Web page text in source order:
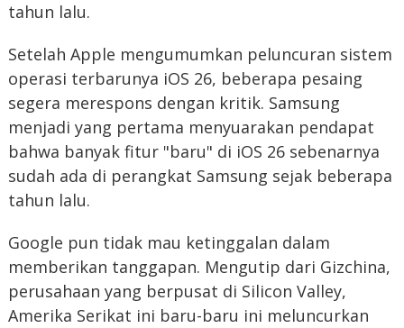
tahun lalu.
Setelah Apple mengumumkan peluncuran sistem
operasi terbarunya iOS 26, beberapa pesaing
segera merespons dengan kritik. Samsung
menjadi yang pertama menyuarakan pendapat
bahwa banyak fitur "baru" di iOS 26 sebenarnya
sudah ada di perangkat Samsung sejak beberapa
tahun lalu.
Google pun tidak mau ketinggalan dalam
memberikan tanggapan. Mengutip dari Gizchina,
perusahaan yang berpusat di Silicon Valley,
Amerika Serikat ini baru-baru ini meluncurkan